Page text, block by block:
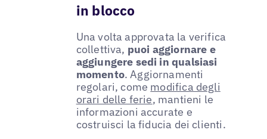
in blocco
Una volta approvata la verifica
collettiva, puoi aggiornare e
aggiungere sedi in qualsiasi
momento. Aggiornamenti
regolari, come modifica degli
orari delle ferie, mantieni le
informazioni accurate e
costruisci la fiducia dei clienti.